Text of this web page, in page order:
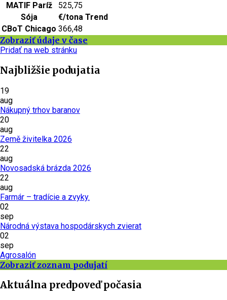
MATIF Paríž
525,75
Sója
€/tona Trend
CBoT Chicago 366,48
Zobraziť údaje v čase
Pridať na web stránku
Najbližšie podujatia
19
aug
Nákupný trhov baranov
20
aug
Země živitelka 2026
22
aug
Novosadská brázda 2026
22
aug
Farmár – tradície a zvyky.
02
sep
Národná výstava hospodárskych zvierat
02
sep
Agrosalón
Zobraziť zoznam podujatí
Aktuálna predpoveď počasia